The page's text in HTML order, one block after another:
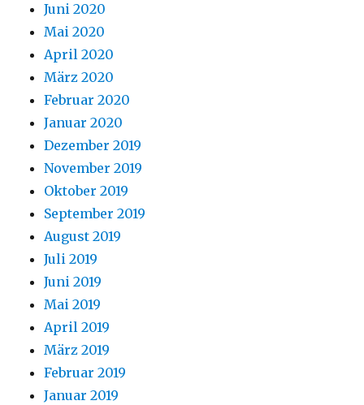
Juni 2020
Mai 2020
April 2020
März 2020
Februar 2020
Januar 2020
Dezember 2019
November 2019
Oktober 2019
September 2019
August 2019
Juli 2019
Juni 2019
Mai 2019
April 2019
März 2019
Februar 2019
Januar 2019